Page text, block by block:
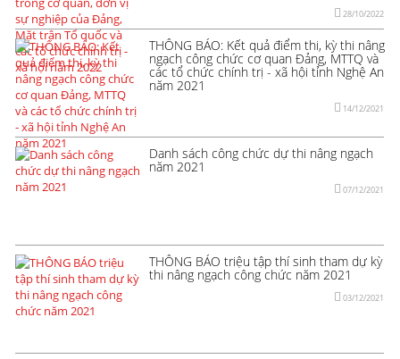
28/10/2022
THÔNG BÁO: Kết quả điểm thi, kỳ thi nâng
ngạch công chức cơ quan Đảng, MTTQ và
các tổ chức chính trị - xã hội tỉnh Nghệ An
năm 2021
14/12/2021
Danh sách công chức dự thi nâng ngạch
năm 2021
07/12/2021
THÔNG BÁO triệu tập thí sinh tham dự kỳ
thi nâng ngạch công chức năm 2021
03/12/2021